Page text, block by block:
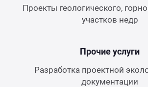
Проекты геологического,
участков недр
Прочие услуги
Разработка проектной
документации